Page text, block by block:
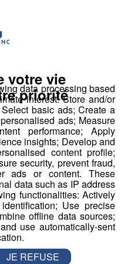
les offres d'emploi
de locaux (H-F)
(H-F)
(H-F)
maître nageur-
souvenirs (H-F)
data processing based
interest: Store and/or
basic ads; Create a
ads; Measure
performance; Apply
insights; Develop and
content profile;
security, prevent fraud,
ads or content. These
data such as IP address
functionalities: Actively
Use precise
offline data sources;
use automatically-sent
votre vie
priorité
JE REFUSE